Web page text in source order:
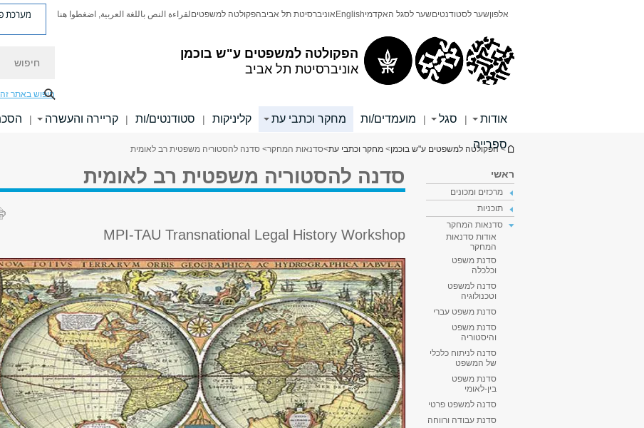
הפקולטה למשפטים ע"ש בוכמן
אוניברסיטת תל אביב
אלפוןשער לסטודנטיםשער לסגל האקדמיEnglish אוניברסיטת תל אביבהפקולטה למשפטיםلقراءة النص باللغة العربية, اضغطوا هنا מערכת
חיפוש באתר זה
אודות | סגל | מועמדים/ות מחקר וכתבי עת קליניקות | סטודנטים/ות | קריירה והעשרה |
ספרייה
הינך נמצא כאן
> הפקולטה למשפטים ע"ש בוכמן> מחקר וכתבי עת>סדנאות המחקר> סדנה להסטוריה משפטית רב לאומית
ראשי
מרכזים ומכונים
תוכניות
סדנאות המחקר
אודות סדנאות
המחקר
סדנת משפט
וכלכלה
סדנה למשפט
וטכנולוגיה
סדנת משפט עברי
סדנת משפט
והיסטוריה
סדנה לניתוח כלכלי
של המשפט
סדנת משפט
בין-לאומי
סדנה למשפט פרטי
סדנת עבודה ורווחה
סדנה להסטוריה משפטית רב לאומית
MPI-TAU Transnational Legal History Workshop